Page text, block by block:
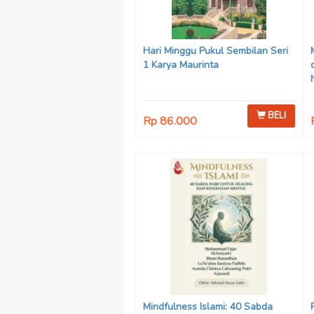
Hari Minggu Pukul Sembilan Seri
1 Karya Maurinta
Rp 86.000 BELI
Mindfulness Islami: 40 Sabda